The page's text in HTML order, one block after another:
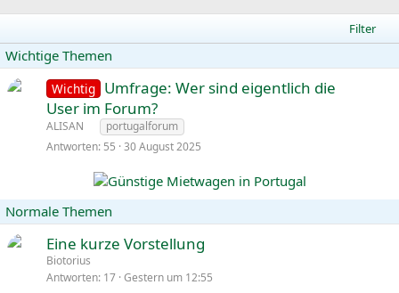
Filter
Wichtige Themen
Wichtig Umfrage: Wer sind eigentlich die
User im Forum?
ALISAN
portugalforum
Antworten 55 30 August 2025
Normale Themen
Eine kurze Vorstellung
Biotorius
Antworten 17 Gestern um 12:55